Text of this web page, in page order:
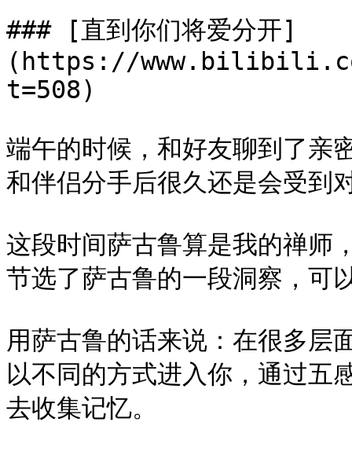
### [直到你们将爱分开]
(https://
t=508)
端午的时候，和好友聊到了
和伴侣分手后很久还是会受到
这段时间萨古鲁算是我的禅师
节选了萨古鲁的一段洞察，可
用萨古鲁的话来说：在很多层
以不同的方式进入你，通过五
去收集记忆。